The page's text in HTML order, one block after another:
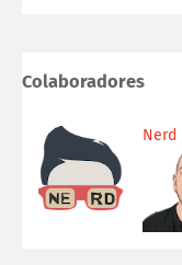
Colaboradores
Nerd